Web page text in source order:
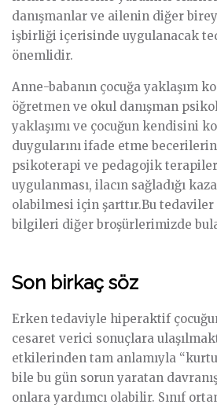
danışmanlar ve ailenin diğer
işbirliği içerisinde uygulanacak
önemlidir.
Anne-babanın çocuğa yaklaşım
öğretmen ve okul danışman
yaklaşımı ve çocuğun kendisini
duygularını ifade etme
psikoterapi ve pedagojik
uygulanması, ilacın sağladığı
olabilmesi için şarttır.Bu tedaviler
bilgileri diğer broşürlerimizde
Son birkaç söz
Erken tedaviyle hiperaktif
cesaret verici sonuçlara
etkilerinden tam anlamıyla
bile bu gün sorun yaratan
onlara yardımcı olabilir. Sınıf